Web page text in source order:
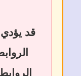
قد يؤدي حذف
الروابط